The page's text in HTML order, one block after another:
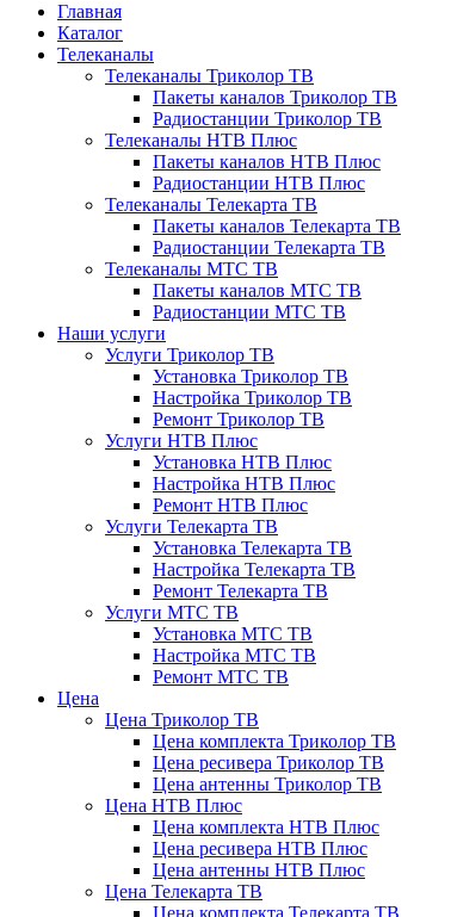
Главная
Каталог
Телеканалы
Телеканалы Триколор ТВ
Пакеты каналов Триколор ТВ
Радиостанции Триколор ТВ
Телеканалы НТВ Плюс
Пакеты каналов НТВ Плюс
Радиостанции НТВ Плюс
Телеканалы Телекарта ТВ
Пакеты каналов Телекарта ТВ
Радиостанции Телекарта ТВ
Телеканалы МТС ТВ
Пакеты каналов МТС ТВ
Радиостанции МТС ТВ
Наши услуги
Услуги Триколор ТВ
Установка Триколор ТВ
Настройка Триколор ТВ
Ремонт Триколор ТВ
Услуги НТВ Плюс
Установка НТВ Плюс
Настройка НТВ Плюс
Ремонт НТВ Плюс
Услуги Телекарта ТВ
Установка Телекарта ТВ
Настройка Телекарта ТВ
Ремонт Телекарта ТВ
Услуги МТС ТВ
Установка МТС ТВ
Настройка МТС ТВ
Ремонт МТС ТВ
Цена
Цена Триколор ТВ
Цена комплекта Триколор ТВ
Цена ресивера Триколор ТВ
Цена антенны Триколор ТВ
Цена НТВ Плюс
Цена комплекта НТВ Плюс
Цена ресивера НТВ Плюс
Цена антенны НТВ Плюс
Цена Телекарта ТВ
Цена комплекта Телекарта ТВ